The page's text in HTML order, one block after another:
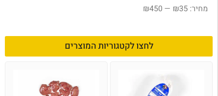
₪35
—
₪450
לחצו לקטגוריות המוצרים